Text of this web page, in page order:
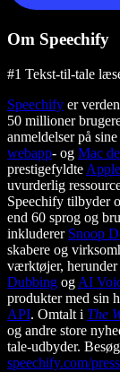
Om Speechify
#1 Tekst-til-tale
Speechify er
50 millioner
anmeldelser på
webapp- og Mac
prestigefyldte
uvurderlig
Speechify tilbyder
end 60 sprog og
inkluderer Snoop
skabere og
værktøjer, herunder
Dubbing og AI
produkter med sin
API. Omtalt i The
og andre store
tale-udbyder. Besøg
speechify.com/press